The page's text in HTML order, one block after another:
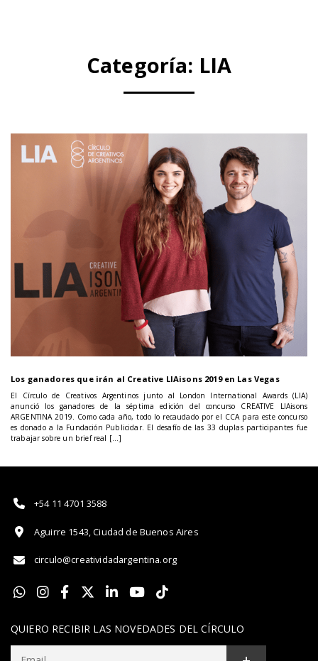
Categoría: LIA
Los ganadores que irán al Creative LIAisons 2019 en Las Vegas
El Círculo de Creativos Argentinos junto al London International Awards (LIA)
anunció los ganadores de la séptima edición del concurso CREATIVE LIAisons
ARGENTINA 2019. Como cada año, todo lo recaudado por el CCA para este concurso
es donado a la Fundación Publicidar. El desafío de las 33 duplas participantes fue
trabajar sobre un brief real […]
+54 11 4701 3588
Aguirre 1543, Ciudad de Buenos Aires
circulo@creatividadargentina.org
QUIERO RECIBIR LAS NOVEDADES DEL CÍRCULO